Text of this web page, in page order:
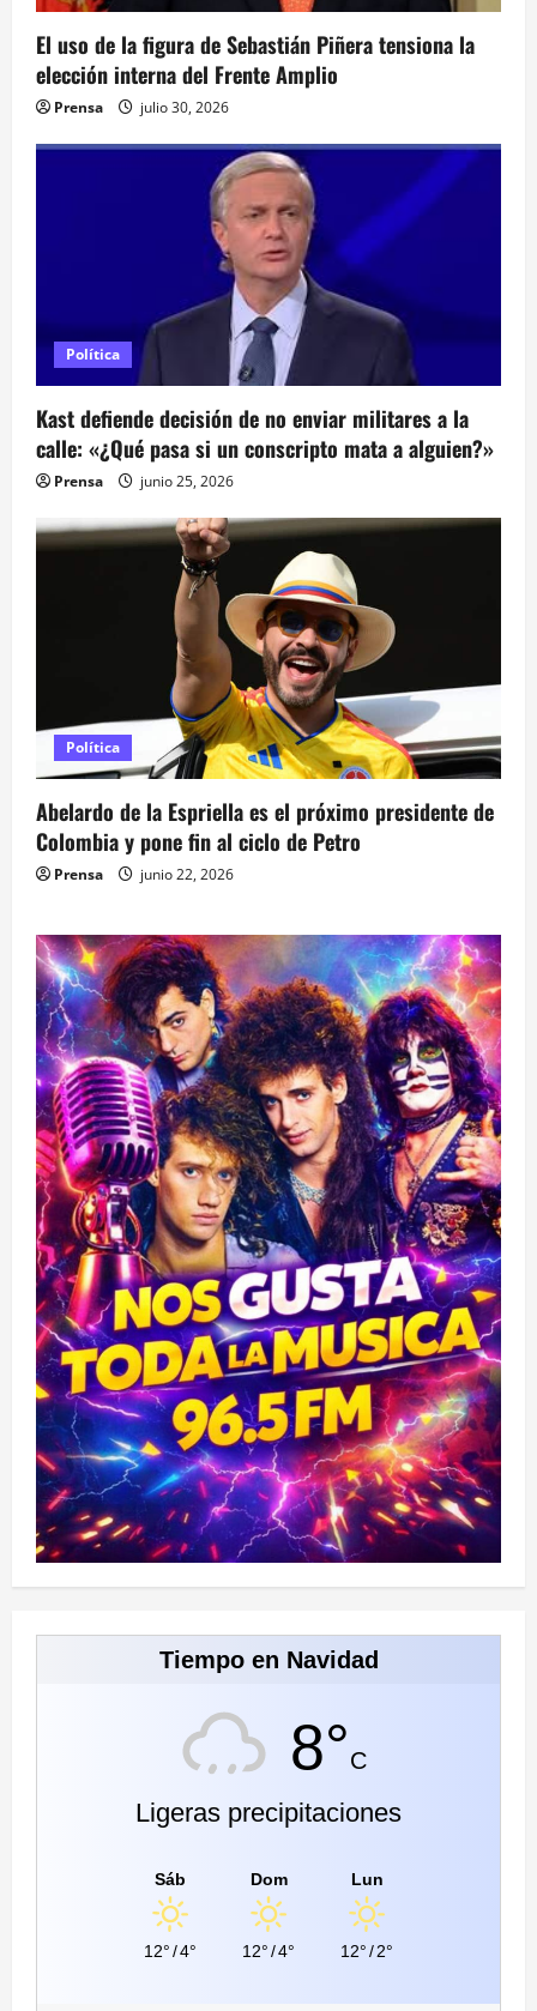
n
t
r
s
El uso de la figura de Sebastián Piñera tensiona la
elección interna del Frente Amplio
Prensa julio 30, 2026
Política
Kast defiende decisión de no enviar militares a la
calle: «¿Qué pasa si un conscripto mata a alguien?»
Prensa junio 25, 2026
Política
Abelardo de la Espriella es el próximo presidente de
Colombia y pone fin al ciclo de Petro
Prensa junio 22, 2026
Tiempo en Navidad
8°C
Ligeras precipitaciones
Sáb
12°/4°
Dom
12°/4°
Lun
12°/2°